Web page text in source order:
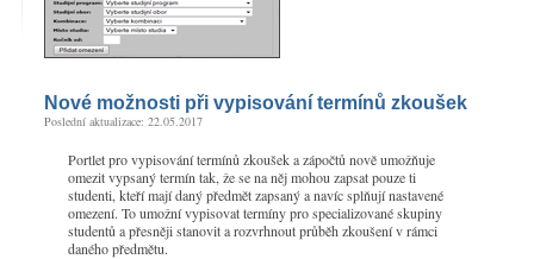
Nové možnosti při vypisování termínů zkoušek
Poslední aktualizace: 22.05.2017
Portlet pro vypisování termínů zkoušek a zápočtů nově umožňuje
omezit vypsaný termín tak, že se na něj mohou zapsat pouze ti
studenti, kteří mají daný předmět zapsaný a navíc splňují nastavené
omezení. To umožní vypisovat termíny pro specializované skupiny
studentů a přesněji stanovit a rozvrhnout průběh zkoušení v rámci
daného předmětu.